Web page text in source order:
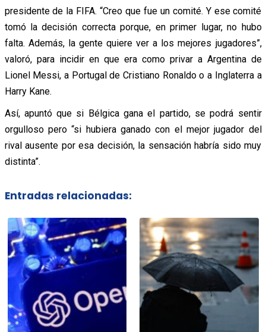
presidente de la FIFA. “Creo que fue un comité. Y ese comité
tomó la decisión correcta porque, en primer lugar, no hubo
falta. Además, la gente quiere ver a los mejores jugadores”,
valoró, para incidir en que era como privar a Argentina de
Lionel Messi, a Portugal de Cristiano Ronaldo o a Inglaterra a
Harry Kane.
Así, apuntó que si Bélgica gana el partido, se podrá sentir
orgulloso pero “si hubiera ganado con el mejor jugador del
rival ausente por esa decisión, la sensación habría sido muy
distinta”.
Entradas relacionadas: